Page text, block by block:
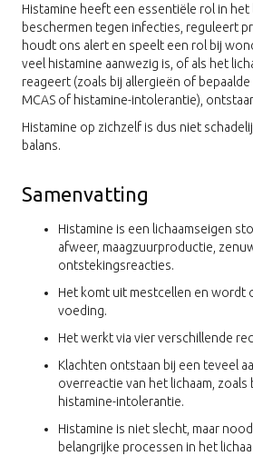
Histamine heeft een essentiële rol in het
beschermen tegen infecties, reguleert
houdt ons alert en speelt een rol bij
veel histamine aanwezig is, of als het
reageert (zoals bij allergieën of
MCAS of histamine-intolerantie),
Histamine op zichzelf is dus niet
balans.
Samenvatting
Histamine is een lichaamseigen
afweer, maagzuurproductie,
ontstekingsreacties.
Het komt uit mestcellen en wordt
voeding.
Het werkt via vier verschillende
Klachten ontstaan bij een teveel
overreactie van het lichaam, zoals
histamine-intolerantie.
Histamine is niet slecht, maar
belangrijke processen in het